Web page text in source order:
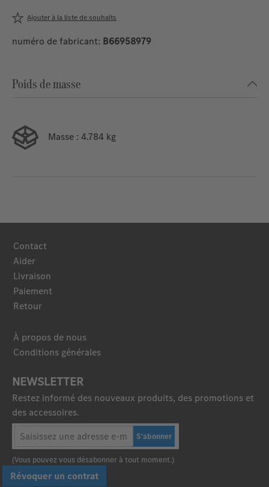
Ajouter à la liste de souhaits
numéro de fabricant: B66958979
Poids de masse
Masse : 4.784 kg
Contact
Aider
Livraison
Paiement
Retour
À propos de nous
Conditions générales
NEWSLETTER
Restez informé des nouveaux produits, des promotions et
des accessoires.
S'abonner
(Vous pouvez vous désabonner à tout moment.)
Révoquer un contrat